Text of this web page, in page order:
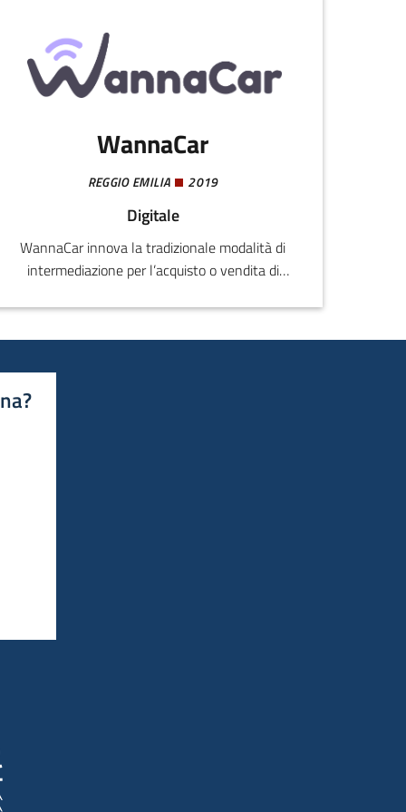
WannaCar
REGGIO EMILIA 2019
Digitale
WannaCar innova la tradizionale modalità di
intermediazione per l’acquisto o vendita di
applicando per la prima volta in Italia, il
concetto di economy on demand al mondo